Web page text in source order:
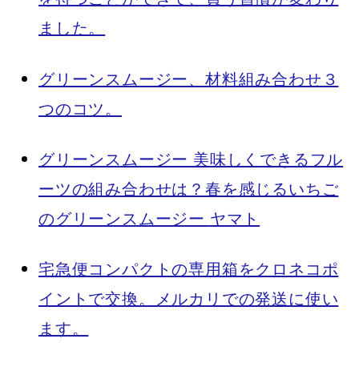
ました。
グリーンスムージー、材料組み合わせ３
つのコツ。
グリーンスムージー 美味しくできるフル
ーツの組み合わせは？春を感じるいちご
のグリーンスムージー ヤマト
宅急便コンパクトの専用箱をクロネコポ
イントで交換。メルカリでの発送に使い
ます。